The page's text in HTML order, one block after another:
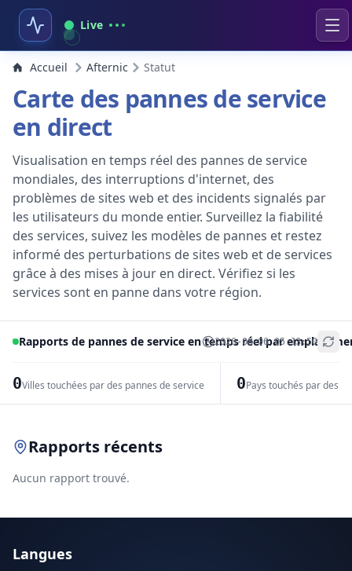
Live
Accueil Afternic Statut
Carte des pannes de service
en direct
Visualisation en temps réel des pannes de service
mondiales, des interruptions d'internet, des
problèmes de sites web et des incidents signalés par
les utilisateurs du monde entier. Surveillez la fiabilité
des services, suivez les modèles de pannes et restez
informé des perturbations de sites web et de services
grâce à des mises à jour en direct. Vérifiez si les
services sont en panne dans votre région.
Rapports de pannes de service en temps réel par
2026-08-06 05:13:50
0Villes touchées par des pannes de service 0Pays touchés par des
+
Rapports récents
Aucun rapport trouvé.
Langues